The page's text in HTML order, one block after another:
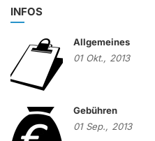
INFOS
Allgemeines
01 Okt., 2013
Gebühren
01 Sep., 2013